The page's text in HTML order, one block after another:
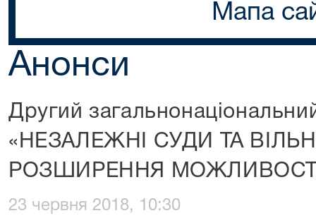
Мапа
Анонси
Другий
«НЕЗАЛЕЖНІ СУДИ ТА
РОЗШИРЕННЯ
23 червня 2018, 10:30